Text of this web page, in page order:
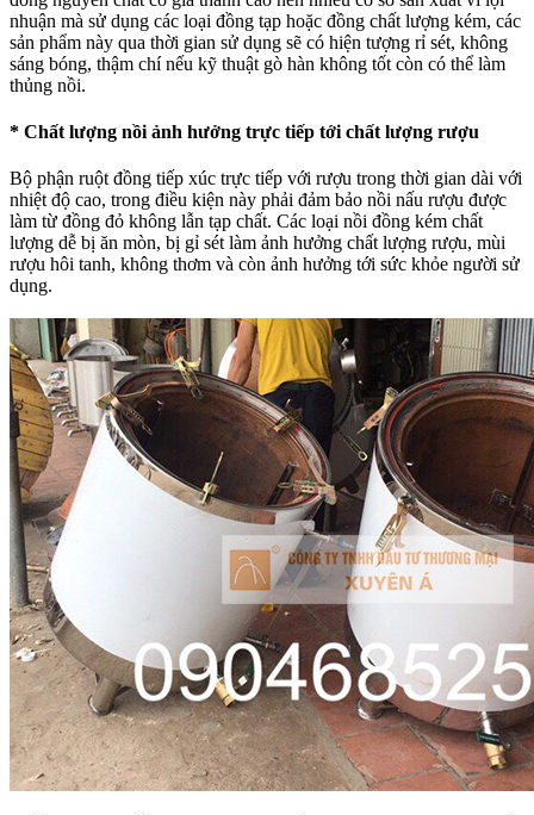
nhuận mà sử dụng các loại đồng tạp hoặc đồng chất lượng kém, các
sản phẩm này qua thời gian sử dụng sẽ có hiện tượng rỉ sét, không
sáng bóng, thậm chí nếu kỹ thuật gò hàn không tốt còn có thể làm
thủng nồi.
* Chất lượng nồi ảnh hưởng trực tiếp tới chất lượng rượu
Bộ phận ruột đồng tiếp xúc trực tiếp với rượu trong thời gian dài với
nhiệt độ cao, trong điều kiện này phải đảm bảo nồi nấu rượu được
làm từ đồng đỏ không lẫn tạp chất. Các loại nồi đồng kém chất
lượng dễ bị ăn mòn, bị gỉ sét làm ảnh hưởng chất lượng rượu, mùi
rượu hôi tanh, không thơm và còn ảnh hưởng tới sức khỏe người sử
dụng.